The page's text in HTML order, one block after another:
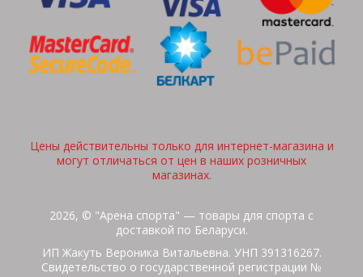
Цены действительны только для интернет-магазина и
могут отличаться от цен в наших розничных
магазинах.
2026, © "Арена спорта" — товары для спорта с
доставкой по Беларуси.
ИП Жакуть Вероника Витальевна. УНП 391316267.
Свидетельство о государственной регистрации №